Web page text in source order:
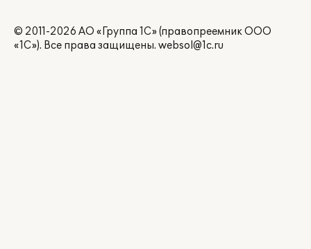
© 2011-2026 АО «Группа 1С» (правопреемник ООО
«1С»). Все права защищены. websol@1c.ru